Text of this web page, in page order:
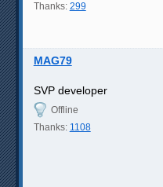
Thanks: 299
MAG79
SVP developer
Offline
Thanks: 1108